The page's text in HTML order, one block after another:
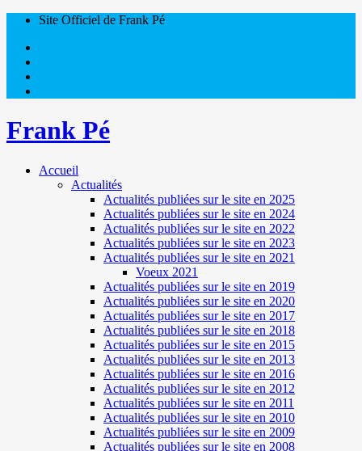
Site Officiel de Frank Pé
Frank Pé
Accueil
Actualités
Actualités publiées sur le site en 2025
Actualités publiées sur le site en 2024
Actualités publiées sur le site en 2022
Actualités publiées sur le site en 2023
Actualités publiées sur le site en 2021
Voeux 2021
Actualités publiées sur le site en 2019
Actualités publiées sur le site en 2020
Actualités publiées sur le site en 2017
Actualités publiées sur le site en 2018
Actualités publiées sur le site en 2015
Actualités publiées sur le site en 2013
Actualités publiées sur le site en 2016
Actualités publiées sur le site en 2012
Actualités publiées sur le site en 2011
Actualités publiées sur le site en 2010
Actualités publiées sur le site en 2009
Actualités publiées sur le site en 2008